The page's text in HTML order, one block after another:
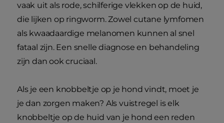
vaak uit als rode, schilferige vlekken op de huid,
die lijken op ringworm. Zowel cutane lymfomen
als kwaadaardige melanomen kunnen al snel
fataal zijn. Een snelle diagnose en behandeling
zijn dan ook cruciaal.
Als je een knobbeltje op je hond vindt, moet je
je dan zorgen maken? Als vuistregel is elk
knobbeltje op de huid van je hond een reden